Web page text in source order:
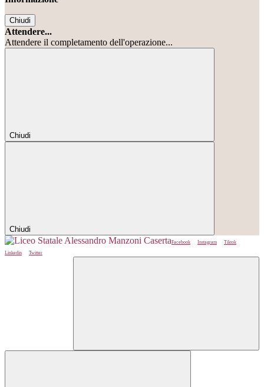
Chiudi
Attendere...
Attendere il completamento dell'operazione...
Chiudi
Chiudi
Facebook Instagram
Tiktok
Linkedin
Twitter